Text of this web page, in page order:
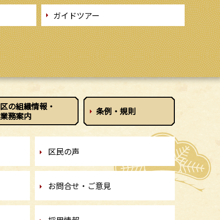
ガイドツアー
区の組織情報・
業務案内
条例・規則
区民の声
お問合せ・ご意見